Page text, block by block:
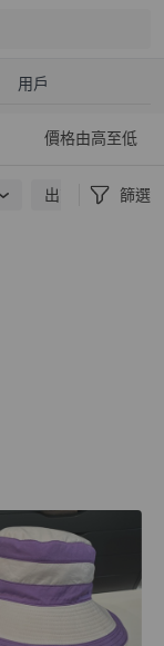
用戶
價格由高至低
出貨地點 篩選